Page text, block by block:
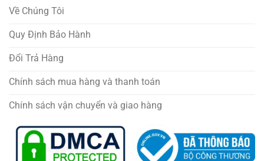
Về Chúng Tôi
Quy Định Bảo Hành
Đổi Trả Hàng
Chính sách mua hàng và thanh toán
Chính sách vận chuyển và giao hàng